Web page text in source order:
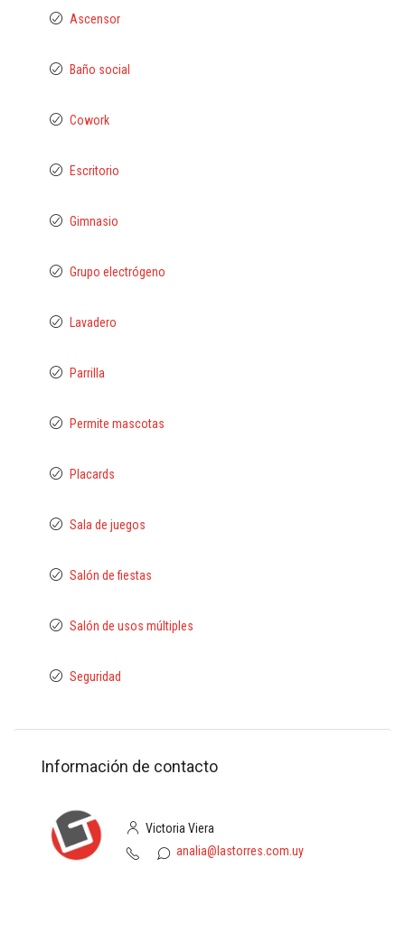
Ascensor
Baño social
Cowork
Escritorio
Gimnasio
Grupo electrógeno
Lavadero
Parrilla
Permite mascotas
Placards
Sala de juegos
Salón de fiestas
Salón de usos múltiples
Seguridad
Información de contacto
Victoria Viera
analia@lastorres.com.uy